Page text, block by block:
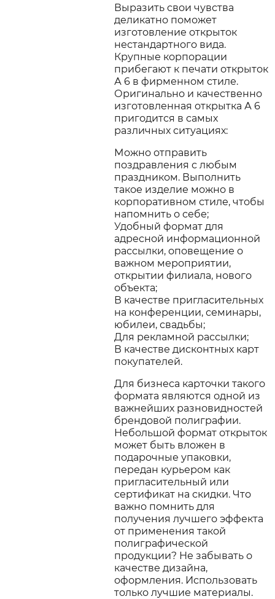
Выразить свои чувства
деликатно поможет
изготовление открыток
нестандартного вида.
Крупные корпорации
прибегают к печати открыток
А 6 в фирменном стиле.
Оригинально и качественно
изготовленная открытка А 6
пригодится в самых
различных ситуациях:
Можно отправить
поздравления с любым
праздником. Выполнить
такое изделие можно в
корпоративном стиле, чтобы
напомнить о себе;
Удобный формат для
адресной информационной
рассылки, оповещение о
важном мероприятии,
открытии филиала, нового
объекта;
В качестве пригласительных
на конференции, семинары,
юбилеи, свадьбы;
Для рекламной рассылки;
В качестве дисконтных карт
покупателей.
Для бизнеса карточки такого
формата являются одной из
важнейших разновидностей
брендовой полиграфии.
Небольшой формат открыток
может быть вложен в
подарочные упаковки,
передан курьером как
пригласительный или
сертификат на скидки. Что
важно помнить для
получения лучшего эффекта
от применения такой
полиграфической
продукции? Не забывать о
качестве дизайна,
оформления. Использовать
только лучшие материалы.